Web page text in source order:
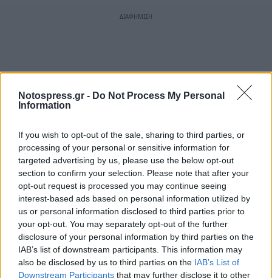
Notospress.gr - Do Not Process My Personal
Information
If you wish to opt-out of the sale, sharing to third parties, or
processing of your personal or sensitive information for
targeted advertising by us, please use the below opt-out
section to confirm your selection. Please note that after your
opt-out request is processed you may continue seeing
interest-based ads based on personal information utilized by
us or personal information disclosed to third parties prior to
your opt-out. You may separately opt-out of the further
disclosure of your personal information by third parties on the
IAB’s list of downstream participants. This information may
also be disclosed by us to third parties on the IAB’s List of
Downstream Participants that may further disclose it to other